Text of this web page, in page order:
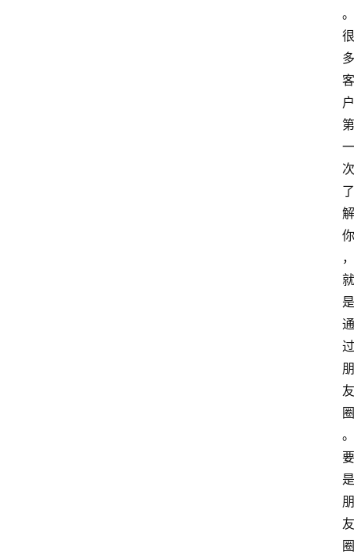
。
很
多
客
户
第
一
次
了
解
你
，
就
是
通
过
朋
友
圈
。
要
是
朋
友
圈